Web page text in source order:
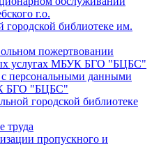
г.о.
городской библиотеке им.
пожертвовании
услугах МБУК БГО "БЦБС"
персональными данными
БГО "БЦБС"
городской библиотеке
труда
пропускного и